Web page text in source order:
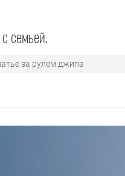
семьей.
за рулем джипа